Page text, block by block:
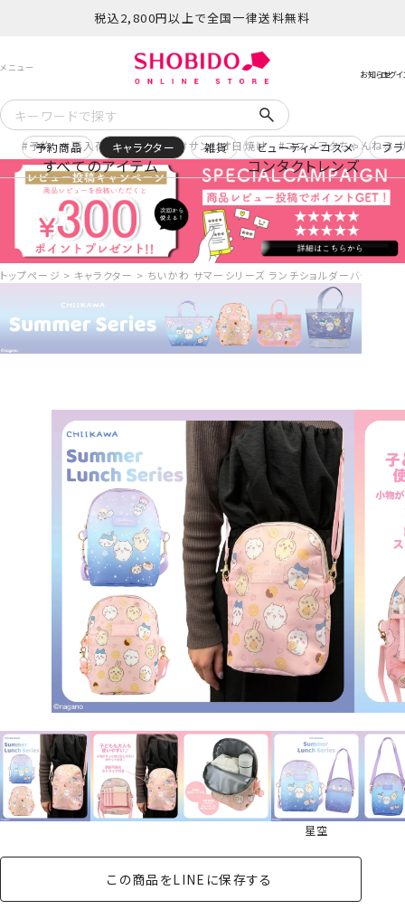
税込2,800円以上で全国一律送料無料
予約 再入荷 ヒロアカ サンリオ日焼け コスメヲタちゃんねる
すべてのアイテム コンタクトレンズ
予約商品 キャラクター 雑貨 ビューティーコスメ ブ
トップページ キャラクター ちいかわ サマーシリーズ ランチショルダーバッグ
星空
この商品をLINEに保存する